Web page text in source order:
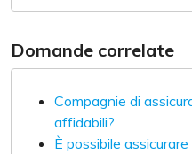
Domande correlate
Compagnie di
affidabili?
È possibile